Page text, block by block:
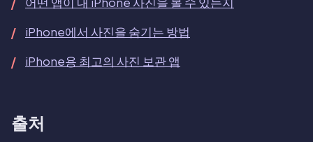
iPhone에서 사진을 숨기는 방법
iPhone용 최고의 사진 보관 앱
출처